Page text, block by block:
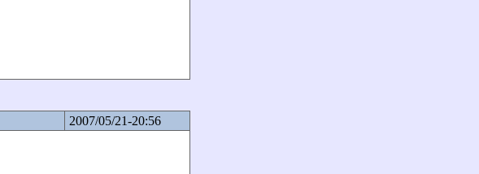
2007/05/21-20:56